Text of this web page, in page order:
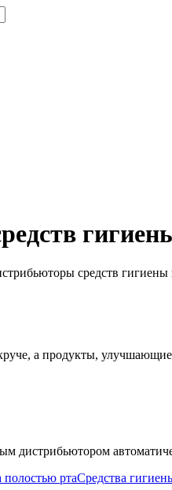
средств
а продукты,
дистрибьютором
полостью ртаСредства